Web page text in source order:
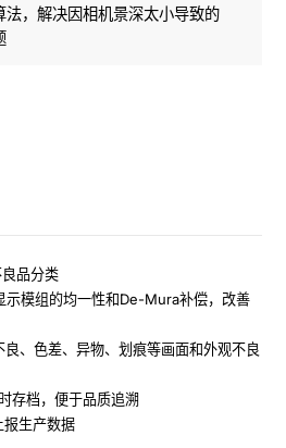
法，解决因相机景深太小导致的
品分类
模组的均一性和De-Mura补偿，改善
、色差、异物、划痕等画面和外观不良
存档，便于品质追溯
生产数据